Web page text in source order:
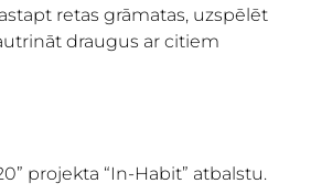
retas grāmatas, uzspēlēt
draugus ar citiem
projekta “In-Habit” atbalstu.